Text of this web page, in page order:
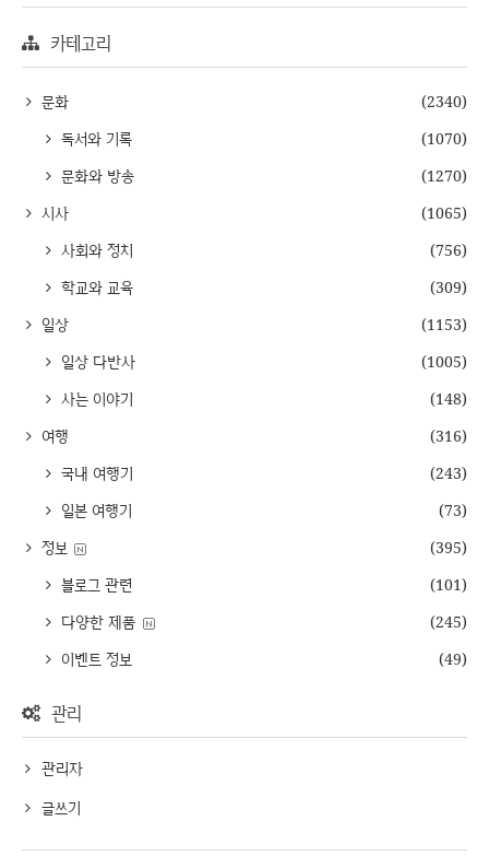
카테고리
문화
(2340)
독서와 기록
(1070)
문화와 방송
(1270)
시사
(1065)
사회와 정치
(756)
학교와 교육
(309)
일상
(1153)
일상 다반사
(1005)
사는 이야기
(148)
여행
(316)
국내 여행기
(243)
일본 여행기
(73)
정보
(395)
블로그 관련
(101)
다양한 제품
(245)
이벤트 정보
(49)
관리
관리자
글쓰기